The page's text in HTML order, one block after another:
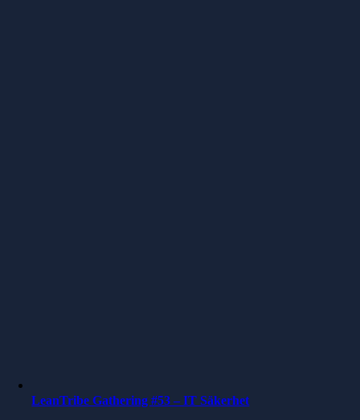
LeanTribe Gathering #53 – IT Säkerhet